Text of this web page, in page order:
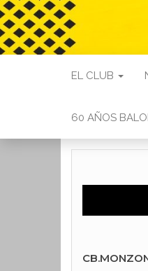
EL CLUB
60 AÑOS